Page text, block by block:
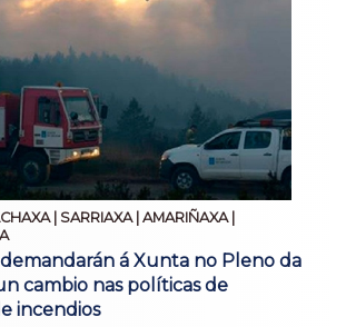
| SARRIAXA | AMARIÑAXA |
demandarán á Xunta no Pleno da
cambio nas políticas de
incendios